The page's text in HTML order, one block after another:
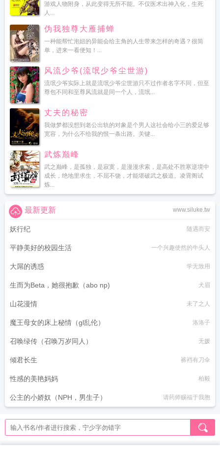
游戏人物附身，从此变得无所不能。不仅医术出神入化，生死
人...
伪我独尊大雁捕蝉
一种能帮忙泡妞的异能会给主角的人生带来怎样的奇遇？很简
单，进来一看便知！...
风流少爷(流氓少爷尘世游)
流氓少爷实际上就是流氓少爷尘世游只不过作者名字不同，但至
尊包不同和至尊风流就是同一个人，流氓...
丈夫的秘密
我做梦都没想到老公出轨的对象是个男人这社会给小三的爱足够
宽容，为什么不给我的恨一条出路。关键...
武炼巅峰
武之巅峰，是孤独，是寂寞，是漫漫求索，是高处不胜寒逆境中
成长，绝地里求生，不屈不饶，才能堪破武之极道。凌霄阁试
炼...
www.siluke.tw
最新更新
妖行纪 随遇而安
平静美好的校园生活 一个兴趣使然的牛头人
大屌的诱惑 学无致用
生而为Beta，她很抱歉（abo np) 犬眉
山花漫情 未了之人
魔王母女的床上秘情（gl乱伦） 洛洛子
召唤绿传（召唤万岁同人） 无媛
倾君长生 裤裆有刀伞
性感的美艳妈妈 柏毅
公主的小娇奴（NPH，男生子） 请药师赐福于我胞